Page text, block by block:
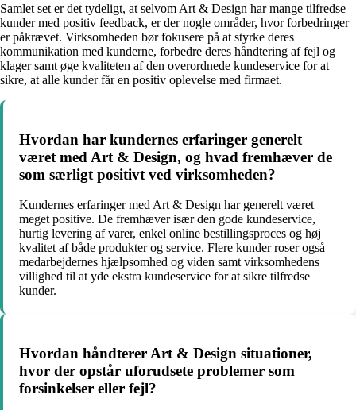
Samlet set er det tydeligt, at selvom Art & Design har mange tilfredse
kunder med positiv feedback, er der nogle områder, hvor forbedringer
er påkrævet. Virksomheden bør fokusere på at styrke deres
kommunikation med kunderne, forbedre deres håndtering af fejl og
klager samt øge kvaliteten af den overordnede kundeservice for at
sikre, at alle kunder får en positiv oplevelse med firmaet.
Hvordan har kundernes erfaringer generelt
været med Art & Design, og hvad fremhæver de
som særligt positivt ved virksomheden?
Kundernes erfaringer med Art & Design har generelt været
meget positive. De fremhæver især den gode kundeservice,
hurtig levering af varer, enkel online bestillingsproces og høj
kvalitet af både produkter og service. Flere kunder roser også
medarbejdernes hjælpsomhed og viden samt virksomhedens
villighed til at yde ekstra kundeservice for at sikre tilfredse
kunder.
Hvordan håndterer Art & Design situationer,
hvor der opstår uforudsete problemer som
forsinkelser eller fejl?